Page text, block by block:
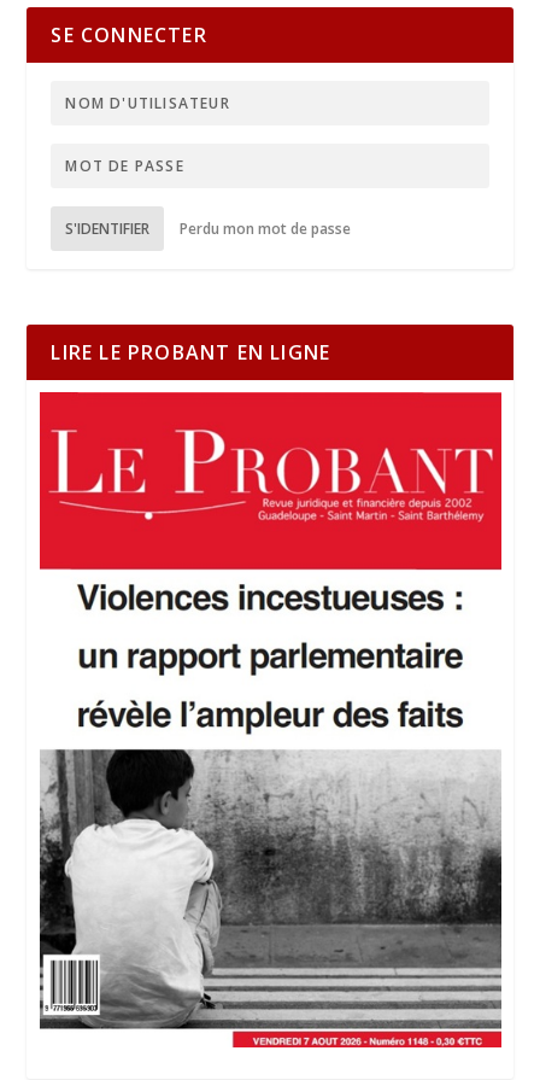
SE CONNECTER
S'IDENTIFIER Perdu mon mot de passe
LIRE LE PROBANT EN LIGNE